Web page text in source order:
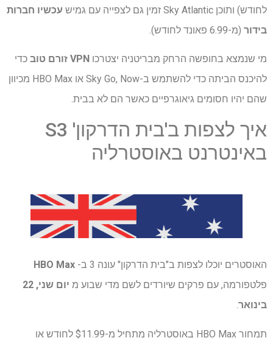
לחודש) ותוכן Sky Atlantic זמין גם לצפייה עם גמיש
עכשיו חברות
בידור (מ-6.99 פאונד לחודש).
מי שנמצא בחופשה הרחק מבריטניה יצטרכו VPN זורם טוב
כדי
להיכנס הביתה כדי להשתמש ב-Sky Go, Now או HBO Max מכיוון
שהם יהיו חסומים גיאוגרפיים כאשר הם לא בבית.
איך לצפות ב'בית הדרקון' S3
באינטרנט באוסטרליה
האוסטרים יוכלו לצפות ב"בית הדרקון" עונה 3 ב-
HBO Max
פלטפורמה, עם פרקים שיורדים לשם מדי שבוע מ
יום שני, 22
בינואר.
תמחור HBO Max באוסטרליה מתחיל מ-$11.99 לחודש או